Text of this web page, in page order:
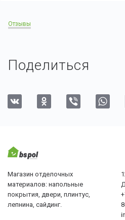
Отзывы
Поделиться
Магазин отделочных
материалов: напольные
покрытия, двери, плинтус,
лепнина, сайдинг.